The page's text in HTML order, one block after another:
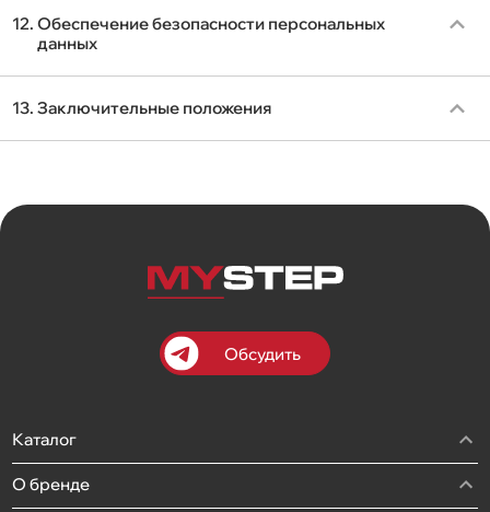
12.Обеспечение безопасности персональных
данных
13.Заключительные положения
Обсудить
Каталог
О бренде